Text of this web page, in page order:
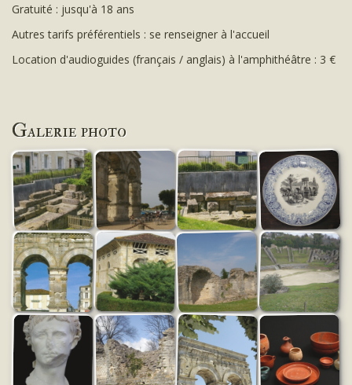
Gratuité : jusqu'à 18 ans
Autres tarifs préférentiels : se renseigner à l'accueil
Location d'audioguides (français / anglais) à l'amphithéâtre : 3 €
Galerie photo